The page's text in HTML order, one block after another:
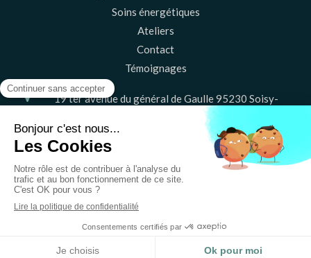
Soins énergétiques
Ateliers
Contact
Témoignages
19 ter avenue du général de Gaulle95230 Soisy-
sous-Montmorency
LeVendredi 20h30
Mentions légales
©2023 Vie Terre Happy - Psychothérapie